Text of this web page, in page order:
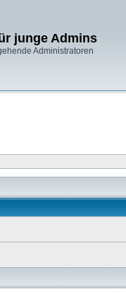
junge Admins
Administratoren